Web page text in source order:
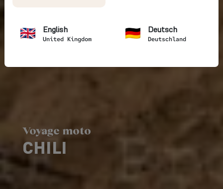
Voyage moto
CHILI
English
United Kingdom
Deutsch
Deutschland